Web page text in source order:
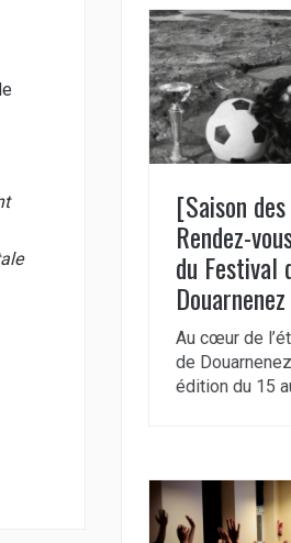
[Saison
Rendez-
du Festival
Douarnenez
Au cœur de
de
édition du 15